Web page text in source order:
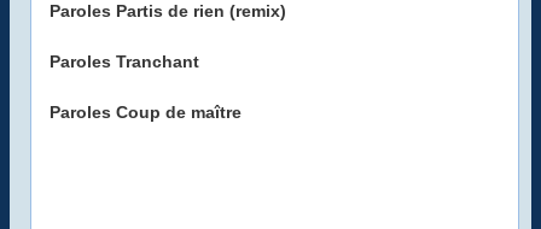
Paroles Partis de rien (remix)
Paroles Tranchant
Paroles Coup de maître